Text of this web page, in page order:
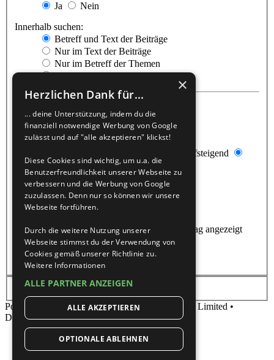
Ja
Nein
Innerhalb suchen:
Betreff und Text der Beiträge
Nur im Text der Beiträge
Nur im Betreff der Themen
Nur im ersten Beitrag der Themen
Beiträge
Themen
Ergebnisse sortieren nach:
Aufsteigend
Absteigend
Suchzeitraum begrenzen:
Stelle 0 als Wert ein, damit der komplette Beitrag angezeigt
wird.
Zeichen der Beiträge anzeigen
Powered by phpBB ® Forum Software © phpBB Limited •
Deutsche Übersetzung durchphpBB.de
×
Herzlichen Dank für...
... deine Unterstützung, indem du die
finanziell notwendige Werbung von Google
zulässt und auf "alle akzeptieren" klickst!
Diese Cookies sind wichtig, um u.a. die
Benutzerfreundlichkeit unserer Webseite zu
verbessern und die Werbung von Google
zuzulassen. Denn nur so können wir unsere
Webseite fortführen.
Durch die weitere Nutzung unserer
Webseite stimmst du der Verwendung von
Cookies gemäß unserer Richtlinie zu.
Weitere Informationen
ALLE PARTNER ANZEIGEN
ALLE AKZEPTIEREN
OPTIONALE ABLEHNEN